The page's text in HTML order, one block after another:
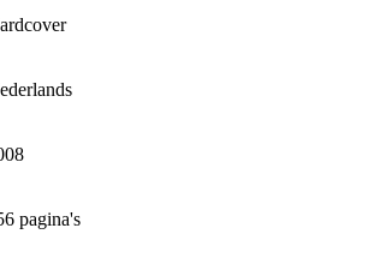
pagina's